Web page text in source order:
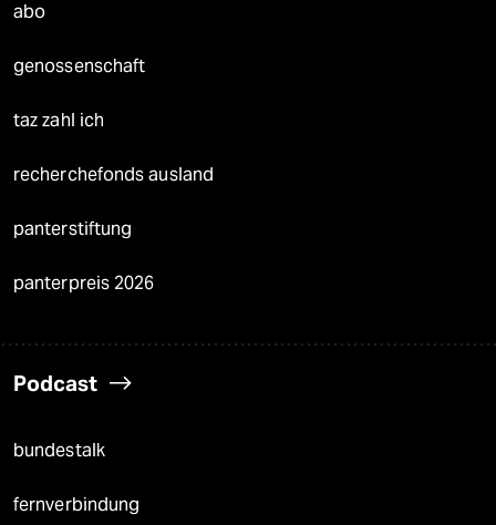
abo
genossenschaft
taz zahl ich
recherchefonds ausland
panterstiftung
panterpreis 2026
Podcast
bundestalk
fernverbindung